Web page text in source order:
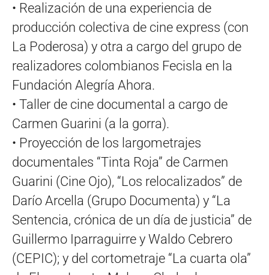
• Realización de una experiencia de
producción colectiva de cine express (con
La Poderosa) y otra a cargo del grupo de
realizadores colombianos Fecisla en la
Fundación Alegría Ahora.
• Taller de cine documental a cargo de
Carmen Guarini (a la gorra).
• Proyección de los largometrajes
documentales “Tinta Roja” de Carmen
Guarini (Cine Ojo), “Los relocalizados” de
Darío Arcella (Grupo Documenta) y “La
Sentencia, crónica de un día de justicia” de
Guillermo Iparraguirre y Waldo Cebrero
(CEPIC); y del cortometraje “La cuarta ola”